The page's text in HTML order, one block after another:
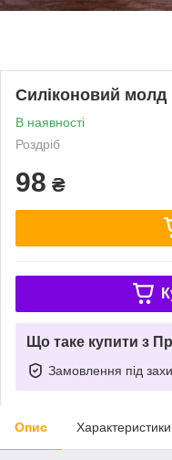
Силіконовий молд
В наявності
Роздріб
98 ₴
Що таке купити з
Замовлення під
Опис Характеристики